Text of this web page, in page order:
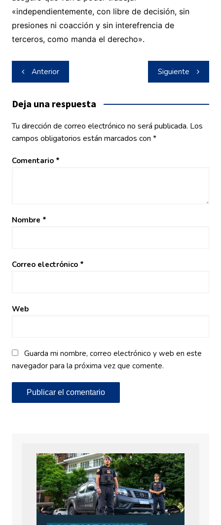
«independientemente, con libre de decisión, sin
presiones ni coacción y sin interefrencia de
terceros, como manda el derecho».
Navegación
de
entradas
Anterior Siguiente
Deja una respuesta
Tu dirección de correo electrónico no será publicada. Los
campos obligatorios están marcados con *
Comentario *
Nombre *
Correo electrónico *
Web
Guarda mi nombre, correo electrónico y web en este
navegador para la próxima vez que comente.